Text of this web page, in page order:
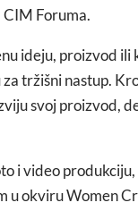
Foruma.
ideju, proizvod ili
tržišni nastup.
svoj proizvod,
i video produkciju,
u okviru Women